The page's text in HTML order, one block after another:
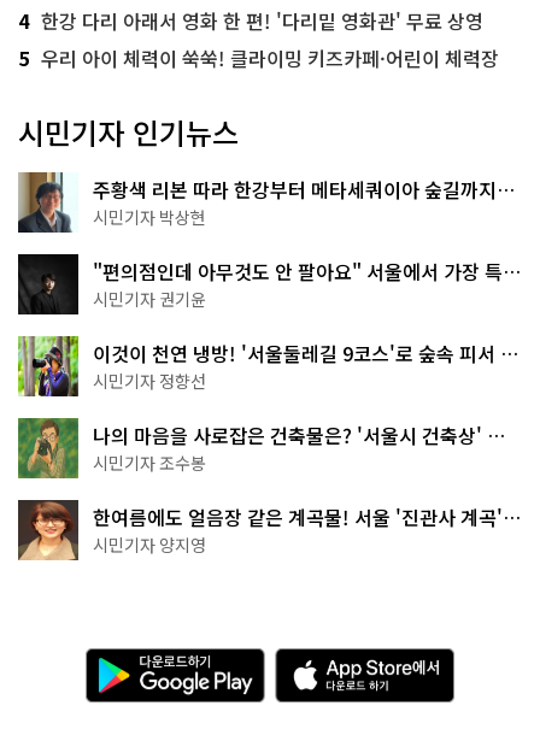
4 한강 다리 아래서 영화 한 편! '다리밑 영화관' 무료 상영
5 우리 아이 체력이 쑥쑥! 클라이밍 키즈카페·어린이 체력장
시민기자 인기뉴스
주황색 리본 따라 한강부터 메타세쿼이아 숲길까지…
서울둘레길 15코스
시민기자 박상현
"편의점인데 아무것도 안 팔아요" 서울에서 가장 특별
한 편의점의 정체
시민기자 권기윤
이것이 천연 냉방! '서울둘레길 9코스'로 숲속 피서 떠
나볼까
시민기자 정향선
나의 마음을 사로잡은 건축물은? '서울시 건축상' 수
상작 공개!
시민기자 조수봉
한여름에도 얼음장 같은 계곡물! 서울 '진관사 계곡'이
천국이네~
시민기자 양지영
다
운
로
A
p
p